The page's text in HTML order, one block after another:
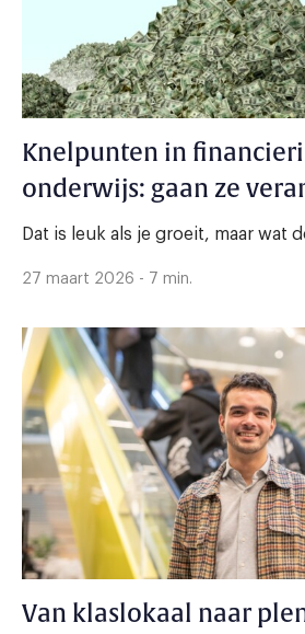
Knelpunten in
onderwijs: gaan ze
Dat is leuk als je groeit, maar wat
27 maart 2026 - 7 min.
Van klaslokaal naar